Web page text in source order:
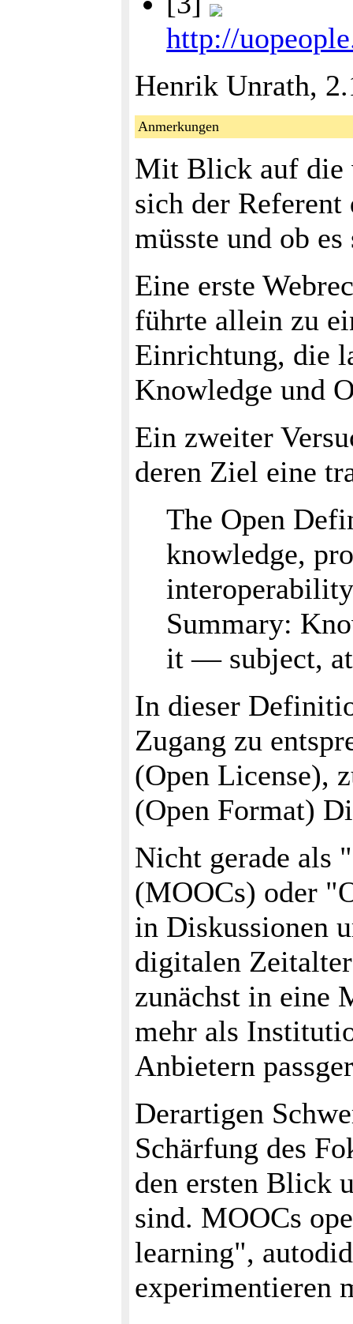
http://
Henrik Unrath,
Anmerkungen
Mit Blick auf die
sich der
müsste und ob
Eine erste
führte allein zu
Einrichtung, die
Knowledge und
Ein zweiter
deren Ziel eine
The Open
knowledge,
Summary:
it — subject, at
In dieser
Zugang zu
(Open License),
(Open Format)
Nicht gerade als
(MOOCs) oder
in Diskussionen
digitalen
zunächst in eine
mehr als
Anbietern
Derartigen
Schärfung des
den ersten Blick
sind. MOOCs
learning",
experimentieren